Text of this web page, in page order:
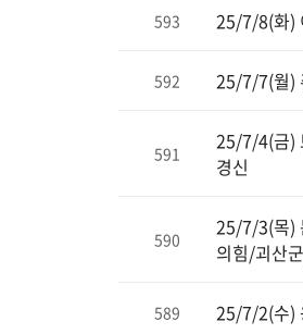
593 25/7/8(화)
592 25/7/7(월)
591
25/7/4(금)
경신
590
25/7/3(목)
의힘/괴산
589 25/7/2(수)